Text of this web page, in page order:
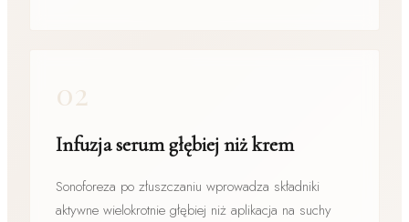
02
Infuzja serum głębiej niż krem
Sonoforeza po złuszczaniu wprowadza składniki
aktywne wielokrotnie głębiej niż aplikacja na suchy